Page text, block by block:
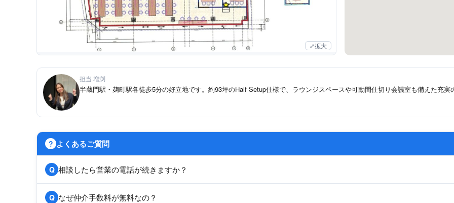
拡大
担当 増渕
半蔵門駅・麹町駅各徒歩5分の好立地です。約93坪のHalf Setup仕様で、ラウンジスペースや可動間仕切り会議室も備えた充実
? よくあるご質問
Q 相談したら営業の電話が続きますか？
Q なぜ仲介手数料が無料なの？